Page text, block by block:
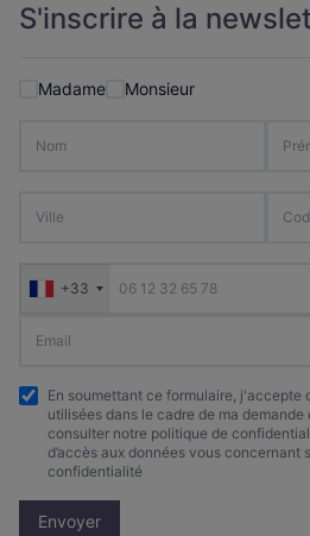
S'inscrire à la
Madame Monsieur
+33
En soumettant ce formulaire, j'accepte
utilisées dans le cadre de ma
consulter notre politique de
d’accès aux données vous concernant
confidentialité
Envoyer